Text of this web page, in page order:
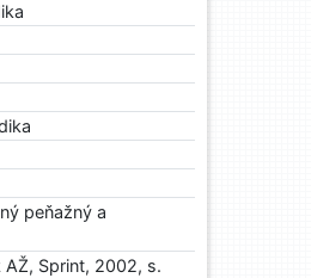
peňažný a
Sprint, 2002, s.